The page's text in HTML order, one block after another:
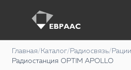
Главная/ Каталог/ Радиосвязь/
Радиостанция OPTIM APOLLO